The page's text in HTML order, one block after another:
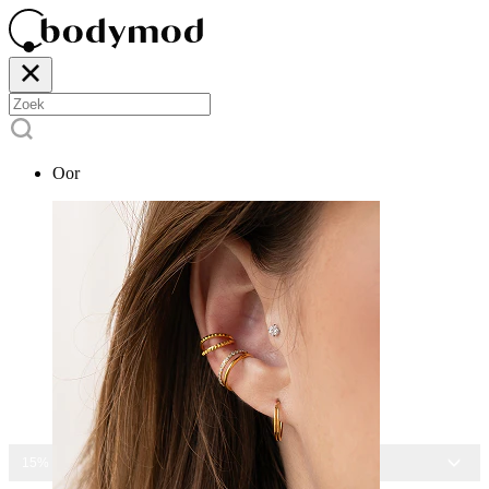
Oor
15% KORTING OP ALLE SIERADEN